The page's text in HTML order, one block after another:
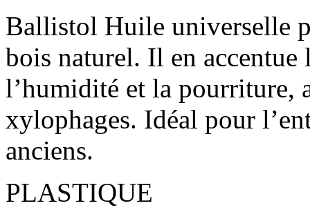
Ballistol Huile universelle
bois naturel. Il en accentue
l’humidité et la pourriture,
xylophages. Idéal pour
anciens.
PLASTIQUE